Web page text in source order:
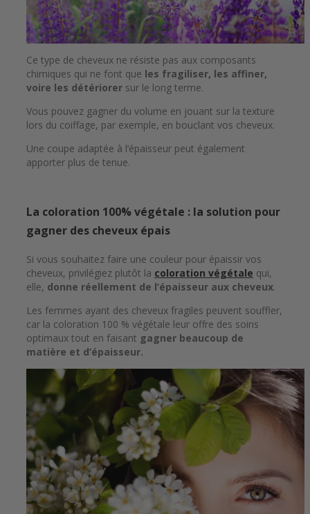
Ce type de cheveux ne résiste pas aux composants
chimiques qui ne font que les fragiliser, les affiner,
voire les détériorer sur le long terme.
Vous pouvez gagner du volume en jouant sur la texture
lors du coiffage, par exemple, en bouclant vos cheveux.
Une coupe adaptée à l’épaisseur peut également
apporter plus de tenue.
La coloration 100% végétale : la solution pour
gagner des cheveux épais
Si vous souhaitez faire une couleur pour épaissir vos
cheveux, privilégiez plutôt la coloration végétale qui,
elle, donne réellement de l’épaisseur aux cheveux.
Les femmes ayant des cheveux fragiles peuvent souffler,
car la coloration 100 % végétale leur offre des soins
optimaux tout en faisant gagner beaucoup de
matière et d’épaisseur.